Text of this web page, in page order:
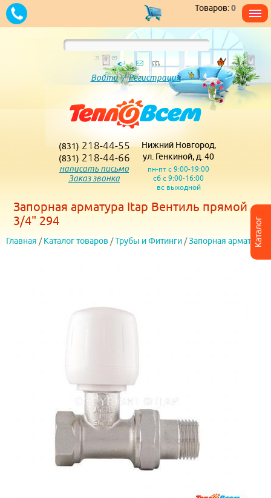
Каталог
Товаров:0
Войти/Регистрация
(831) 218-44-55
(831) 218-44-66
написать письмо
Заказ звонка
Нижний Новгород,
ул. Генкиной, д. 40
пн-пт с 9:00-19:00
сб с 9:00-16:00
вс выходной
Запорная арматура Itap Вентиль прямой
3/4" 294
Главная / Каталог товаров /Трубы и Фитинги /Запорная арматура